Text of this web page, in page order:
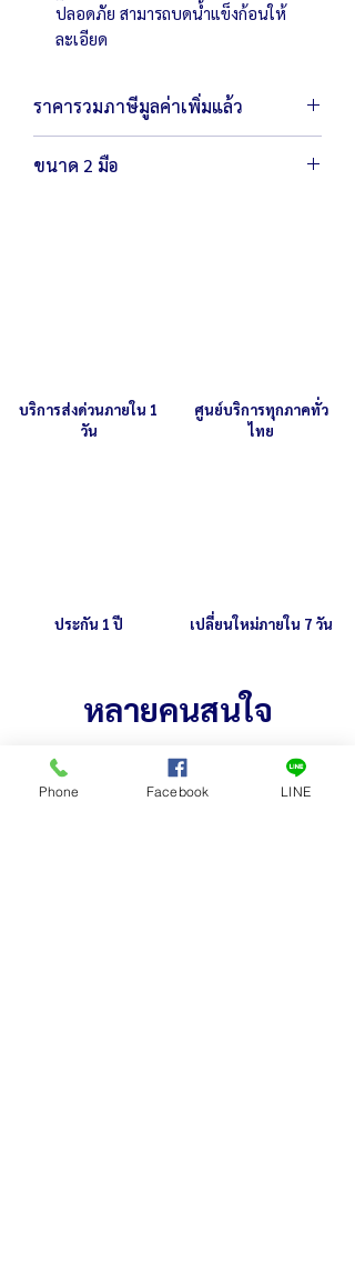
ปลอดภัย สามารถบดน้ำแข็งก้อนให้
ละเอียด
ราคารวมภาษีมูลค่าเพิ่มแล้ว
ขนาด 2 มือ
บริการส่งด่วนภายใน 1
วัน
ศูนย์บริการทุกภาคทั่ว
ไทย
ประกัน 1 ปี เปลี่ยนใหม่ภายใน 7 วัน
หลายคนสนใจ
Phone Facebook LINE